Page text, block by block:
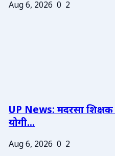
Aug 6, 2026 0 2
UP News: मदरसा
योगी...
Aug 6, 2026 0 2